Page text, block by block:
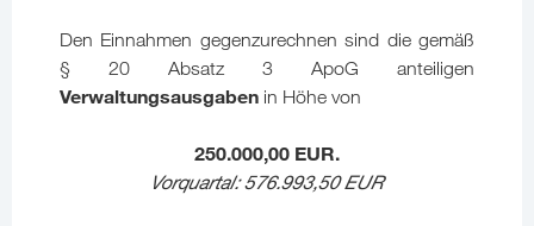
Den Einnahmen gegenzurechnen sind die gemäß
§ 20 Absatz 3 ApoG anteiligen
Verwaltungsausgaben in Höhe von
250.000,00 EUR.
Vorquartal: 576.993,50 EUR